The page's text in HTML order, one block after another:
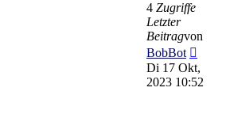
4 Zugriffe
Letzter
Beitragvon
BobBot
Di 17 Okt,
2023 10:52